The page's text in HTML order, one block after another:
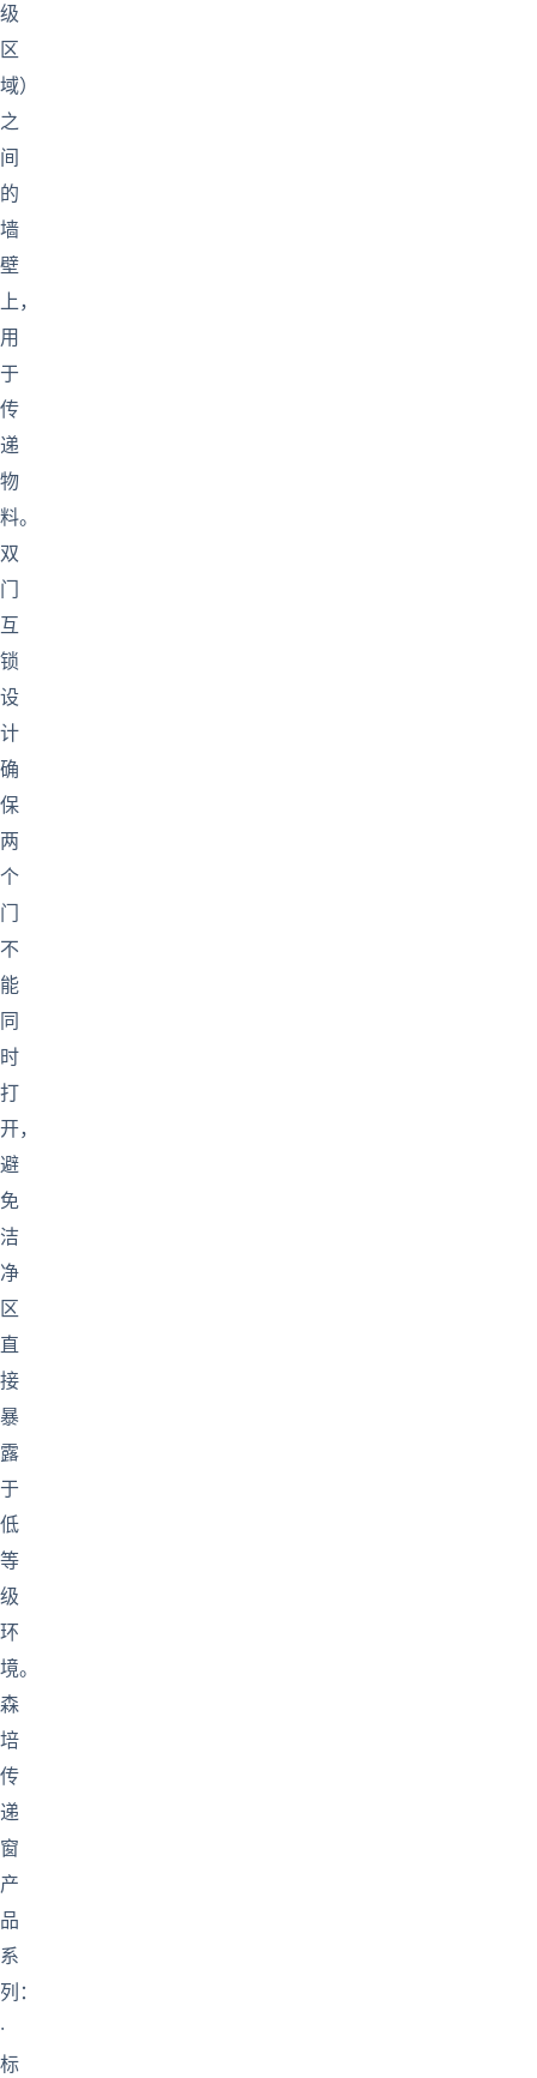
级
区
域）
之
间
的
墙
壁
上，
用
于
传
递
物
料。
双
门
互
锁
设
计
确
保
两
个
门
不
能
同
时
打
开，
避
免
洁
净
区
直
接
暴
露
于
低
等
级
环
境。
森
培
传
递
窗
产
品
系
列：
·
标